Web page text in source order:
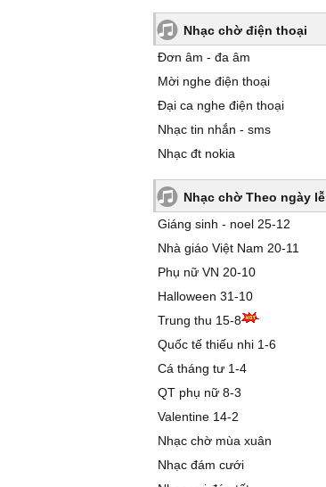
Nhạc chờ điện thoại
Đơn âm - đa âm
Mời nghe điện thoại
Đại ca nghe điện thoại
Nhạc tin nhắn - sms
Nhạc đt nokia
Nhạc chờ Theo ngày lễ
Giáng sinh - noel 25-12
Nhà giáo Việt Nam 20-11
Phụ nữ VN 20-10
Halloween 31-10
Trung thu 15-8
Quốc tế thiếu nhi 1-6
Cá tháng tư 1-4
QT phụ nữ 8-3
Valentine 14-2
Nhạc chờ mùa xuân
Nhạc đám cưới